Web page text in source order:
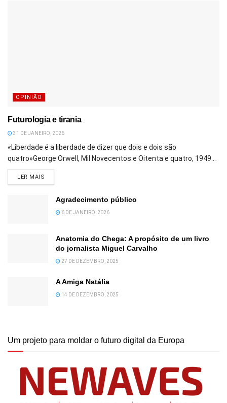
OPINIÃO
Futurologia e tirania
31 DE JANEIRO, 2026
«Liberdade é a liberdade de dizer que dois e dois são
quatro»George Orwell, Mil Novecentos e Oitenta e quatro, 1949...
LER MAIS
Agradecimento público
6 DE JANEIRO, 2026
Anatomia do Chega: A propósito de um livro
do jornalista Miguel Carvalho
27 DE DEZEMBRO, 2025
A Amiga Natália
14 DE DEZEMBRO, 2025
Um projeto para moldar o futuro digital da Europa